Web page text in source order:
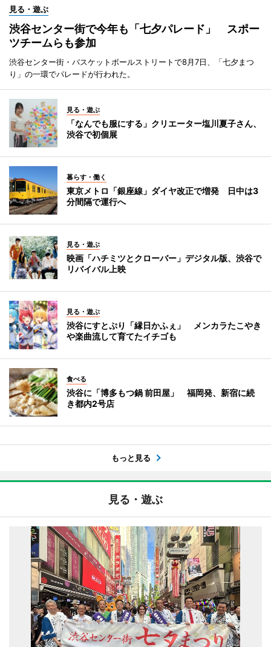
見る・遊ぶ
渋谷センター街で今年も「七夕パレード」 スポー
ツチームらも参加
渋谷センター街・バスケットボールストリートで8月7日、「七夕まつ
り」の一環でパレードが行われた。
見る・遊ぶ
「なんでも服にする」クリエーター塩川夏子さん、
渋谷で初個展
暮らす・働く
東京メトロ「銀座線」ダイヤ改正で増発 日中は3
分間隔で運行へ
見る・遊ぶ
映画「ハチミツとクローバー」デジタル版、渋谷で
リバイバル上映
見る・遊ぶ
渋谷にすとぷり「縁日かふぇ」 メンカラたこやき
や楽曲流して育てたイチゴも
食べる
渋谷に「博多もつ鍋 前田屋」 福岡発、新宿に続
き都内2号店
もっと見る
見る・遊ぶ